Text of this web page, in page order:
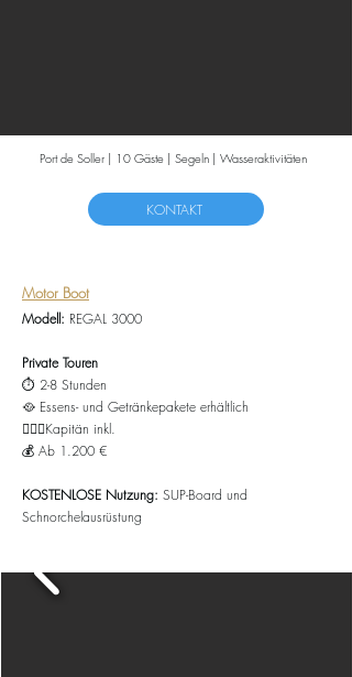
Port de Soller | 10 Gäste | Segeln | Wasseraktivitäten
KONTAKT
Motor Boot
Modell: REGAL 3000
Private Touren
⏱️ 2-8 Stunden
🥘 Essens- und Getränkepakete erhältlich
👨🏻‍✈️Kapitän inkl.
💰 Ab 1.200 €
KOSTENLOSE Nutzung: SUP-Board und
Schnorchelausrüstung